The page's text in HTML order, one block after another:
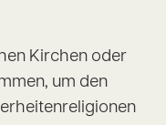
Kirchen oder
um den